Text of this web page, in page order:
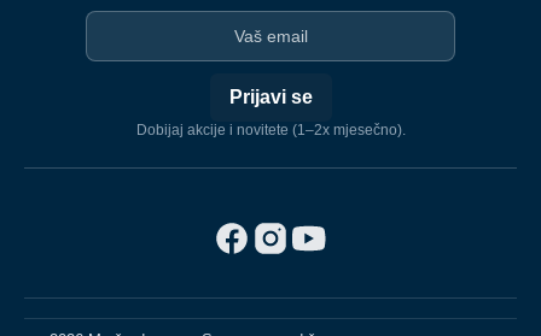
Prijavi se
Dobijaj akcije i novitete (1–2x mjesečno).